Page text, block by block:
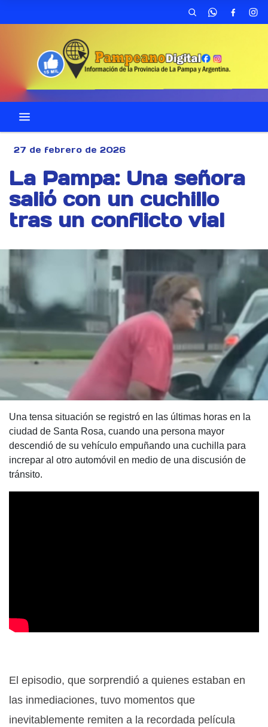
27 de febrero de 2026
La Pampa: Una señora
salió con un cuchillo
tras un conflicto vial
Una tensa situación se registró en las últimas horas en la
ciudad de Santa Rosa, cuando una persona mayor
descendió de su vehículo empuñando una cuchilla para
increpar al otro automóvil en medio de una discusión de
tránsito.
El episodio, que sorprendió a quienes estaban en
las inmediaciones, tuvo momentos que
inevitablemente remiten a la recordada película